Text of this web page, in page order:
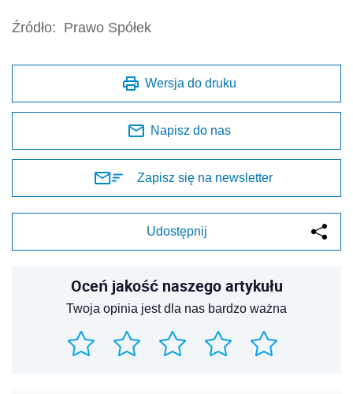
Źródło: Prawo Spółek
Wersja do druku
Napisz do nas
Zapisz się na newsletter
Udostępnij
Oceń jakość naszego artykułu
Twoja opinia jest dla nas bardzo ważna